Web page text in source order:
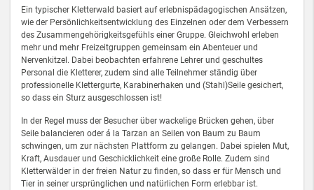
Ein typischer Kletterwald basiert auf erlebnispädagogischen Ansätzen,
wie der Persönlichkeitsentwicklung des Einzelnen oder dem Verbessern
des Zusammengehörigkeitsgefühls einer Gruppe. Gleichwohl erleben
mehr und mehr Freizeitgruppen gemeinsam ein Abenteuer und
Nervenkitzel. Dabei beobachten erfahrene Lehrer und geschultes
Personal die Kletterer, zudem sind alle Teilnehmer ständig über
professionelle Klettergurte, Karabinerhaken und (Stahl)Seile gesichert,
so dass ein Sturz ausgeschlossen ist!
In der Regel muss der Besucher über wackelige Brücken gehen, über
Seile balancieren oder á la Tarzan an Seilen von Baum zu Baum
schwingen, um zur nächsten Plattform zu gelangen. Dabei spielen Mut,
Kraft, Ausdauer und Geschicklichkeit eine große Rolle. Zudem sind
Kletterwälder in der freien Natur zu finden, so dass er für Mensch und
Tier in seiner ursprünglichen und natürlichen Form erlebbar ist.